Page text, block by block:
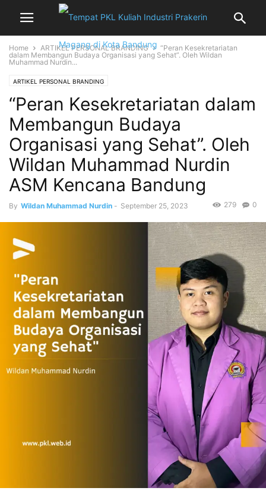
Home ARTIKEL PERSONAL BRANDING
“Peran Kesekretariatan
dalam Membangun Budaya Organisasi yang Sehat”. Oleh Wildan
Muhammad Nurdin...
ARTIKEL PERSONAL BRANDING
“Peran Kesekretariatan dalam
Membangun Budaya
Organisasi yang Sehat”. Oleh
Wildan Muhammad Nurdin
ASM Kencana Bandung
By Wildan Muhammad Nurdin - September 25, 2023 0
279